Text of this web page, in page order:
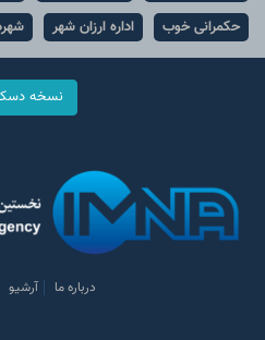
حکمرانی خوب
اداره ارزان شهر
نسخه
درباره ما آرشیو